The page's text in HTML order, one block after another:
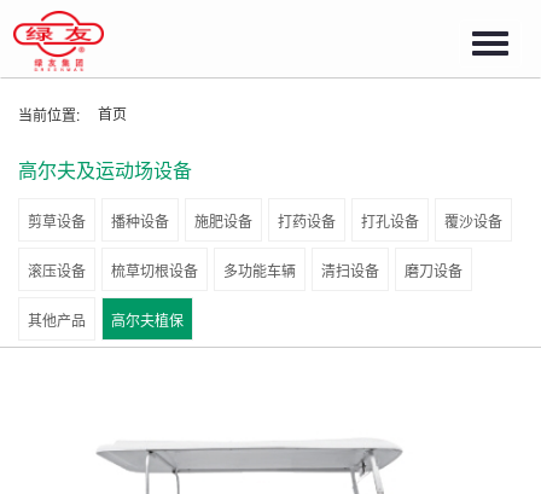
当前位置: 首页
高尔夫及运动场设备
剪草设备 播种设备 施肥设备 打药设备 打孔设备 覆沙设备
滚压设备 梳草切根设备 多功能车辆 清扫设备 磨刀设备
其他产品 高尔夫植保